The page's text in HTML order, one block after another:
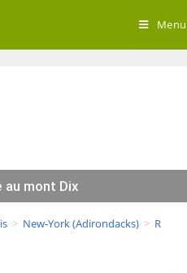
Menu
au mont Dix
> New-York (Adirondacks) >